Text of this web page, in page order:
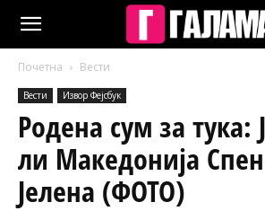
Почетна Вести
Вести Извор Фејсбук
Родена сум за тука:
ли Македонија
Јелена (ФОТО)